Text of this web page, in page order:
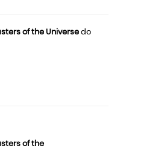
of the Universe do
of the